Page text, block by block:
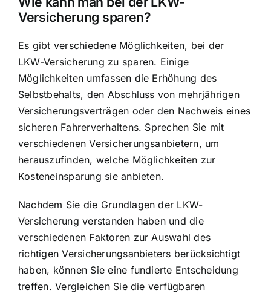
Versicherung sparen?
Es gibt verschiedene Möglichkeiten, bei der
LKW-Versicherung zu sparen. Einige
Möglichkeiten umfassen die Erhöhung des
Selbstbehalts, den Abschluss von mehrjährigen
Versicherungsverträgen oder den Nachweis eines
sicheren Fahrerverhaltens. Sprechen Sie mit
verschiedenen Versicherungsanbietern, um
herauszufinden, welche Möglichkeiten zur
Kosteneinsparung sie anbieten.
Nachdem Sie die Grundlagen der LKW-
Versicherung verstanden haben und die
verschiedenen Faktoren zur Auswahl des
richtigen Versicherungsanbieters berücksichtigt
haben, können Sie eine fundierte Entscheidung
treffen. Vergleichen Sie die verfügbaren